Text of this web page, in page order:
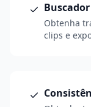
Obtenha
clips e